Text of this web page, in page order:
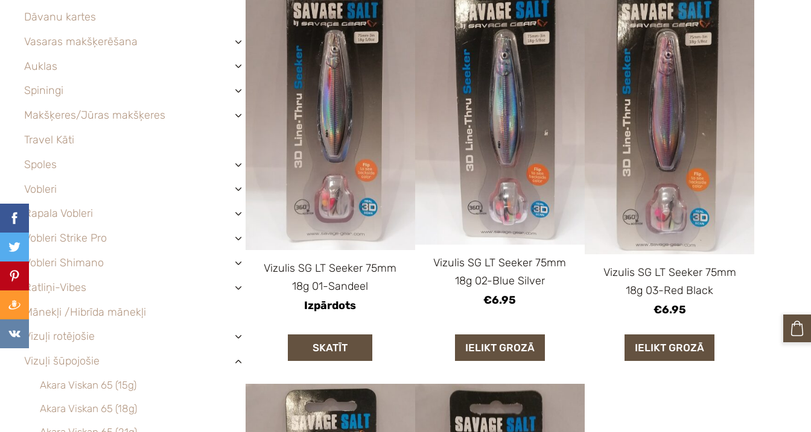
Dāvanu kartes
Vasaras makšķerēšana
›
Auklas ›
Spiningi ›
Makšķeres/Jūras makšķeres ›
Travel Kāti
Spoles
›
Vobleri ›
Rapala Vobleri ›
Vobleri Strike Pro ›
Vobleri Shimano ›
Ratliņi-Vibes ›
Mānekļi /Hibrīda mānekļi
Vizuļi rotējošie
›
Vizuļi šūpojošie
Akara Viskan 65 (15g)
Akara Viskan 65 (18g)
›
Vizulis SG LT Seeker 75mm
18g 01-Sandeel
Izpārdots
SKATĪT
Vizulis SG LT Seeker 75mm
18g 02-Blue Silver
€6.95
IELIKT GROZĀ
Vizulis SG LT Seeker 75mm
18g 03-Red Black
€6.95
IELIKT GROZĀ